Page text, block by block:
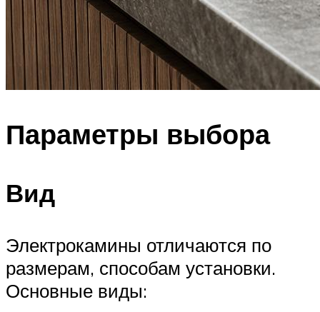
Параметры выбора
Вид
Электрокамины отличаются по
размерам, способам установки.
Основные виды: